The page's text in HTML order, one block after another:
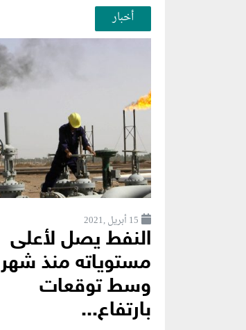
أخبار
15 أبريل ,2021
النفط يصل لأعلى
مستوياته منذ شهر
وسط توقعات
بارتفاع...